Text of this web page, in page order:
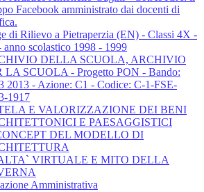
Facebook amministrato dai docenti di
di Rilievo a Pietraperzia (EN) - Classi 4X -
anno scolastico 1998 - 1999
DELLA SCUOLA, ARCHIVIO
LA SCUOLA - Progetto PON - Bando:
2013 - Azione: C1 - Codice: C-1-FSE-
1917
E VALORIZZAZIONE DEI BENI
E PAESAGGISTICI
DEL MODELLO DI
VIRTUALE E MITO DELLA
Amministrativa